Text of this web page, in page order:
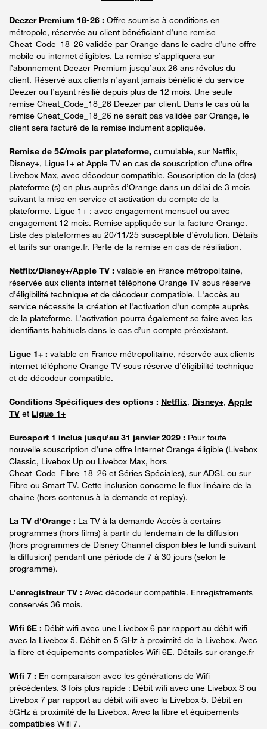
Deezer Premium 18-26 : Offre soumise à conditions en
métropole, réservée au client bénéficiant d’une remise
Cheat_Code_18_26 validée par Orange dans le cadre d’une offre
mobile ou internet éligibles. La remise s’appliquera sur
l’abonnement Deezer Premium jusqu’aux 26 ans révolus du
client. Réservé aux clients n’ayant jamais bénéficié du service
Deezer ou l’ayant résilié depuis plus de 12 mois. Une seule
remise Cheat_Code_18_26 Deezer par client. Dans le cas où la
remise Cheat_Code_18_26 ne serait pas validée par Orange, le
client sera facturé de la remise indument appliquée.
Remise de 5€/mois par plateforme, cumulable, sur Netflix,
Disney+, Ligue1+ et Apple TV en cas de souscription d’une offre
Livebox Max, avec décodeur compatible. Souscription de la (des)
plateforme (s) en plus auprès d’Orange dans un délai de 3 mois
suivant la mise en service et activation du compte de la
plateforme. Ligue 1+ : avec engagement mensuel ou avec
engagement 12 mois. Remise appliquée sur la facture Orange.
Liste des plateformes au 20/11/25 susceptible d’évolution. Détails
et tarifs sur orange.fr. Perte de la remise en cas de résiliation.
Netflix/Disney+/Apple TV : valable en France métropolitaine,
réservée aux clients internet téléphone Orange TV sous réserve
d’éligibilité technique et de décodeur compatible. L'accès au
service nécessite la création et l'activation d'un compte auprès
de la plateforme. L’activation pourra également se faire avec les
identifiants habituels dans le cas d’un compte préexistant.
Ligue 1+ : valable en France métropolitaine, réservée aux clients
internet téléphone Orange TV sous réserve d’éligibilité technique
et de décodeur compatible.
Conditions Spécifiques des options : Netflix, Disney+, Apple
TV et Ligue 1+
Eurosport 1 inclus jusqu’au 31 janvier 2029 : Pour toute
nouvelle souscription d’une offre Internet Orange éligible (Livebox
Classic, Livebox Up ou Livebox Max, hors
Cheat_Code_Fibre_18_26 et Séries Spéciales), sur ADSL ou sur
Fibre ou Smart TV. Cette inclusion concerne le flux linéaire de la
chaine (hors contenus à la demande et replay).
La TV d'Orange : La TV à la demande Accès à certains
programmes (hors films) à partir du lendemain de la diffusion
(hors programmes de Disney Channel disponibles le lundi suivant
la diffusion) pendant une période de 7 à 30 jours (selon le
programme).
L'enregistreur TV : Avec décodeur compatible. Enregistrements
conservés 36 mois.
Wifi 6E : Débit wifi avec une Livebox 6 par rapport au débit wifi
avec la Livebox 5. Débit en 5 GHz à proximité de la Livebox. Avec
la fibre et équipements compatibles Wifi 6E. Détails sur orange.fr
Wifi 7 : En comparaison avec les générations de Wifi
précédentes. 3 fois plus rapide : Débit wifi avec une Livebox S ou
Livebox 7 par rapport au débit wifi avec la Livebox 5. Débit en
5GHz à proximité de la Livebox. Avec la fibre et équipements
compatibles Wifi 7.